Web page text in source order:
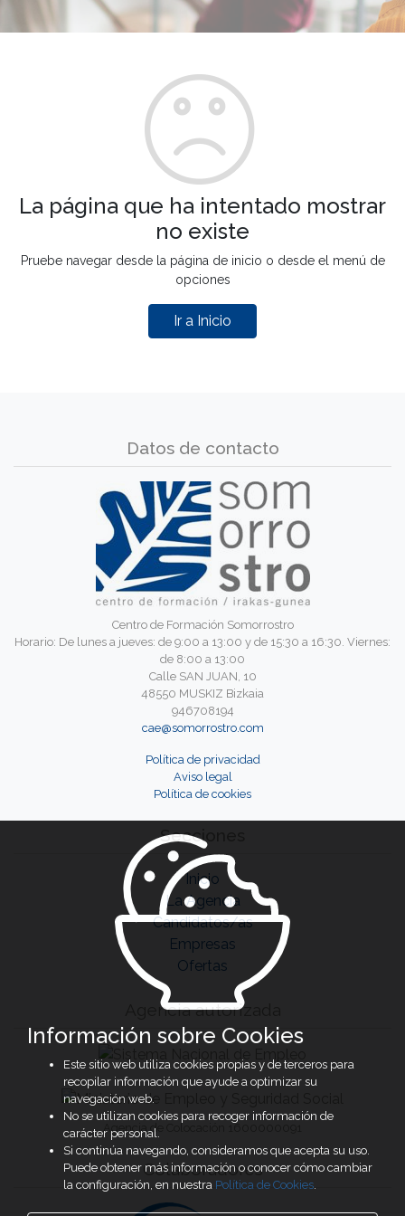
La página que ha intentado mostrar
no existe
Pruebe navegar desde la página de inicio o desde el menú de
opciones
Ir a Inicio
Datos de contacto
Centro de Formación Somorrostro
Horario: De lunes a jueves: de 9:00 a 13:00 y de 15:30 a 16:30. Viernes:
de 8:00 a 13:00
Calle SAN JUAN, 10
48550 MUSKIZ Bizkaia
946708194
cae@somorrostro.com
Política de privacidad
Aviso legal
Política de cookies
Secciones
Inicio
La Agencia
Candidatos/as
Empresas
Ofertas
Agencia autorizada
Agencia de Colocación 1600000091
Colaboradores
Información sobre Cookies
Este sitio web utiliza cookies propias y de terceros para
recopilar información que ayude a optimizar su
navegación web.
No se utilizan cookies para recoger información de
carácter personal.
Si continúa navegando, consideramos que acepta su uso.
Puede obtener más información o conocer cómo cambiar
la configuración, en nuestra Política de Cookies.